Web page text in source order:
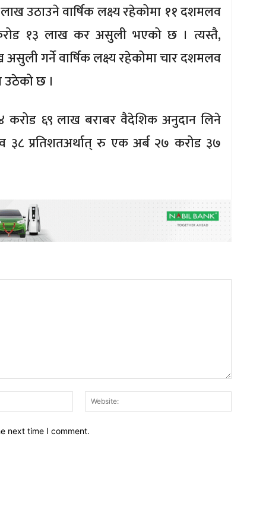
उठाउने वार्षिक लक्ष्य रहेकोमा ११ दशमलव
१३ लाख कर असुली भएको छ । त्यस्तै,
गर्ने वार्षिक लक्ष्य रहेकोमा चार दशमलव
उठेको छ ।
करोड ६९ लाख बराबर वैदेशिक अनुदान लिने
प्रतिशतअर्थात् रु एक अर्ब २७ करोड ३७
Email:*
next time I comment.